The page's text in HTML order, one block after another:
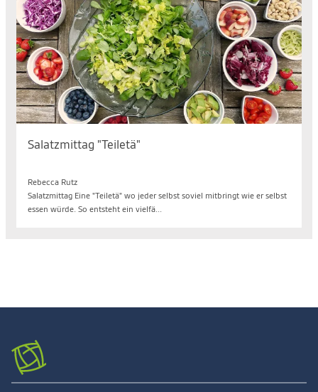
Salatzmittag "Teiletä"
Rebecca Rutz
Salatzmittag Eine "Teiletä" wo jeder selbst soviel mitbringt wie er selbst
essen würde. So entsteht ein vielfä...